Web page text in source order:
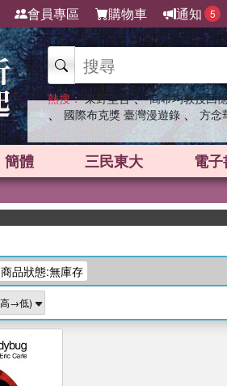
會員專區 購物車 通知 5
熱搜： 東野圭吾 、 高希均教授回
、 國際布克獎 臺灣漫遊錄 、 方念
簡體 三民東大 電子
商品狀態:無庫存